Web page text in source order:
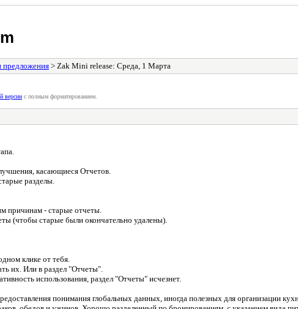
предложения> Zak Mini release: Среда, 1 Марта
версии с полным форматированием.
касающиеся Отчетов.
разделы.
причинам - старые отчеты.
(чтобы старые были окончательно удалены).
клике от тебя.
их. Или в раздел "Отчеты".
использования, раздел "Отчеты" исчезнет.
понимания глобальных данных, иногда полезных для организации